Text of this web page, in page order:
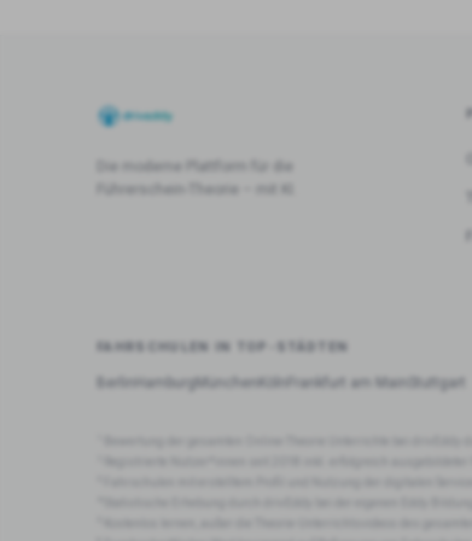
FAHRSCHULEN IN TOP-STÄDTEN
Berlin Hamburg München Frankfurt am Main Stuttgart